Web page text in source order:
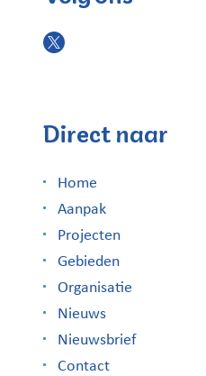
Direct naar
Home
Aanpak
Projecten
Gebieden
Organisatie
Nieuws
Nieuwsbrief
Contact